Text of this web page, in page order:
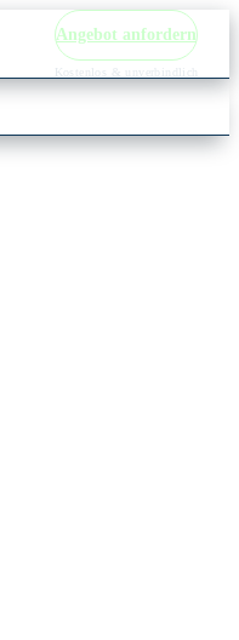
Angebot anfordern
Kostenlos & unverbindlich